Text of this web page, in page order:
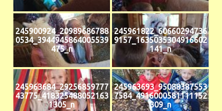
245900924_20989686788
0534_3944945864005539
475_n
245961822_60660294736
9157_1635035304916602
141_n
245963684_29256859777
43775_418325488052163
1305_n
245963693_95088387553
7584_4916000581111152
309_n